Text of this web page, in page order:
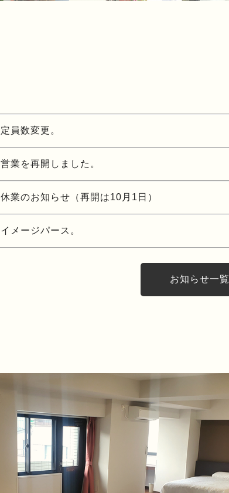
定員数変更。
営業を再開しました。
休業のお知らせ（再開は10月1日）
イメージパース。
お知らせ一覧